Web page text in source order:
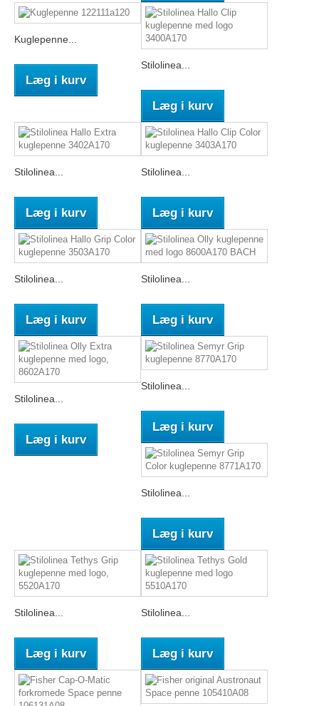
Kuglepenne...
Læg i kurv
Stilolinea...
Læg i kurv
Stilolinea...
Læg i kurv
Stilolinea...
Læg i kurv
Stilolinea...
Læg i kurv
Stilolinea...
Læg i kurv
Stilolinea...
Læg i kurv
Stilolinea...
Læg i kurv
Stilolinea...
Læg i kurv
Stilolinea...
Læg i kurv
Stilolinea...
Læg i kurv